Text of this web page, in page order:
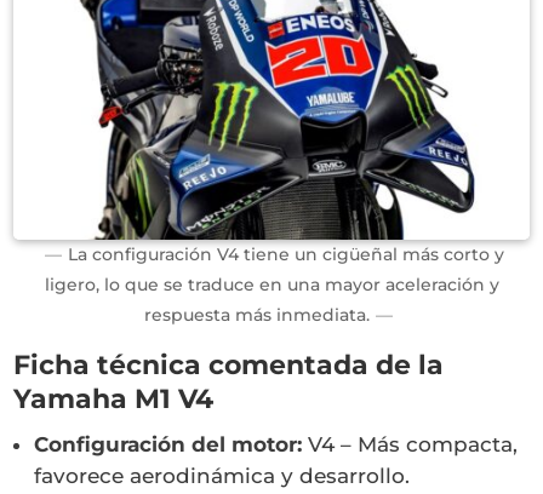
La configuración V4 tiene un cigüeñal más corto y
ligero, lo que se traduce en una mayor aceleración y
respuesta más inmediata.
Ficha técnica comentada de la
Yamaha M1 V4
Configuración del motor: V4 – Más compacta,
favorece aerodinámica y desarrollo.